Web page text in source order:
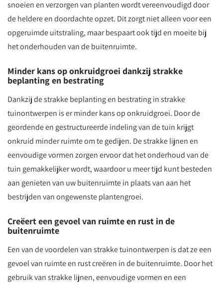
snoeien en verzorgen van planten wordt vereenvoudigd door
de heldere en doordachte opzet. Dit zorgt niet alleen voor een
opgeruimde uitstraling, maar bespaart ook tijd en moeite bij
het onderhouden van de buitenruimte.
Minder kans op onkruidgroei dankzij strakke
beplanting en bestrating
Dankzij de strakke beplanting en bestrating in strakke
tuinontwerpen is er minder kans op onkruidgroei. Door de
geordende en gestructureerde indeling van de tuin krijgt
onkruid minder ruimte om te gedijen. De strakke lijnen en
eenvoudige vormen zorgen ervoor dat het onderhoud van de
tuin gemakkelijker wordt, waardoor u meer tijd kunt besteden
aan genieten van uw buitenruimte in plaats van aan het
bestrijden van ongewenste plantengroei.
Creëert een gevoel van ruimte en rust in de
buitenruimte
Een van de voordelen van strakke tuinontwerpen is dat ze een
gevoel van ruimte en rust creëren in de buitenruimte. Door het
gebruik van strakke lijnen, eenvoudige vormen en een